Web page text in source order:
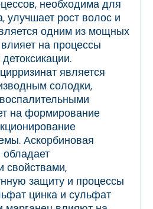
необходима для
улучшает рост волос и
одним из мощных
на процессы
является
солодки,
на формирование
Аскорбиновая
свойствами,
защиту и процессы
цинка и сульфат